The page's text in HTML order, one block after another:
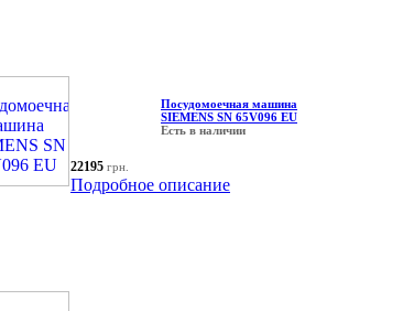
Посудомоечная машина
SIEMENS SN 65V096 EU
Есть в наличии
22195 грн.
Подробное описание